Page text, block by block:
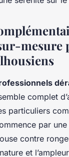
mesure
complet
particuliers
par
contre
et